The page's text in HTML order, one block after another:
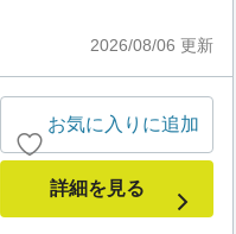
2026/08/06 更新
お気に入りに追加
詳細を見る